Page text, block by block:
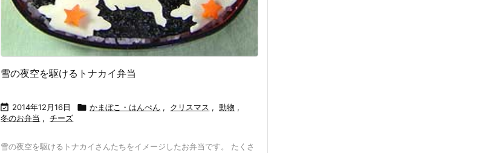
雪の夜空を駆けるトナカイ弁当
 2014年12月16日  かまぼこ・はんぺん , クリスマス , 動物 ,
冬のお弁当 , チーズ
雪の夜空を駆けるトナカイさんたちをイメージしたお弁当です。 たくさ